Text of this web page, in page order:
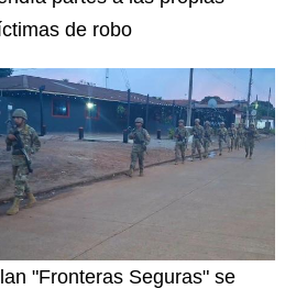
de robo
"Fronteras Seguras" se